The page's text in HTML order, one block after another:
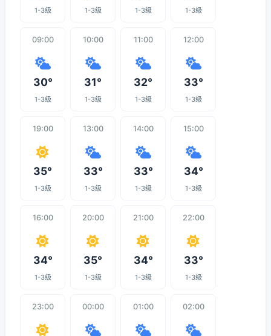
1-3级 1-3级 1-3级 1-3级
09:00
30°
1-3级
10:00
31°
1-3级
11:00
32°
1-3级
12:00
33°
1-3级
19:00
35°
1-3级
13:00
33°
1-3级
14:00
33°
1-3级
15:00
34°
1-3级
16:00
34°
1-3级
20:00
35°
1-3级
21:00
34°
1-3级
22:00
33°
1-3级
23:00 00:00 01:00 02:00